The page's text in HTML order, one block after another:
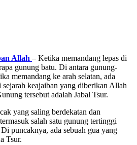
Allah – Ketika memandang lepas di
gunung batu. Di antara gunung-
memandang ke arah selatan, ada
keajaiban yang diberikan Allah
tersebut adalah Jabal Tsur.
yang saling berdekatan dan
salah satu gunung tertinggi
puncaknya, ada sebuah gua yang
Tsur.